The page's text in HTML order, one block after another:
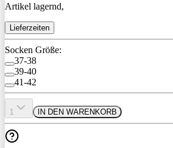
Artikel lagernd,
Lieferzeiten
Socken Größe:
37-38
39-40
41-42
1 IN DEN WARENKORB